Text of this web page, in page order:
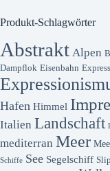
Produkt-Schlagwörter
Abstrakt Alpen
Dampflok Eisenbahn
Hafen Himmel
Italien Landschaft
mediterran Meer
Schiffe See Segelschiff